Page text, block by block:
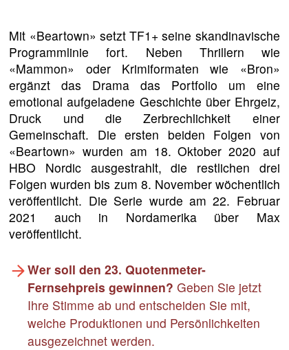
Mit «Beartown» setzt TF1+ seine skandinavische
Programmlinie fort. Neben Thrillern wie
«Mammon» oder Krimiformaten wie «Bron»
ergänzt das Drama das Portfolio um eine
emotional aufgeladene Geschichte über Ehrgeiz,
Druck und die Zerbrechlichkeit einer
Gemeinschaft. Die ersten beiden Folgen von
«Beartown» wurden am 18. Oktober 2020 auf
HBO Nordic ausgestrahlt, die restlichen drei
Folgen wurden bis zum 8. November wöchentlich
veröffentlicht. Die Serie wurde am 22. Februar
2021 auch in Nordamerika über Max
veröffentlicht.
Wer soll den 23. Quotenmeter-
Fernsehpreis gewinnen? Geben Sie jetzt
Ihre Stimme ab und entscheiden Sie mit,
welche Produktionen und Persönlichkeiten
ausgezeichnet werden.